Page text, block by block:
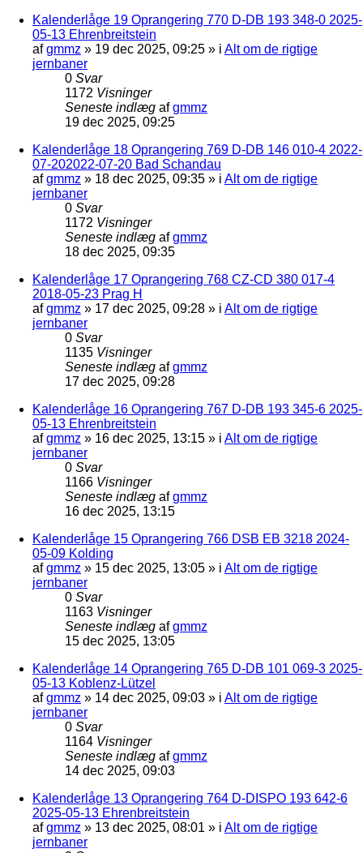
Kalenderlåge 19 Oprangering 770 D-DB 193 348-0 2025-
05-13 Ehrenbreitstein
afgmmz » 19 dec 2025, 09:25 » i Alt om de rigtige
jernbaner
0 Svar
1172 Visninger
Seneste indlæg afgmmz
19 dec 2025, 09:25
Kalenderlåge 18 Oprangering 769 D-DB 146 010-4 2022-
07-202022-07-20 Bad Schandau
afgmmz » 18 dec 2025, 09:35 » i Alt om de rigtige
jernbaner
0 Svar
1172 Visninger
Seneste indlæg afgmmz
18 dec 2025, 09:35
Kalenderlåge 17 Oprangering 768 CZ-CD 380 017-4
2018-05-23 Prag H
afgmmz » 17 dec 2025, 09:28 » i Alt om de rigtige
jernbaner
0 Svar
1135 Visninger
Seneste indlæg afgmmz
17 dec 2025, 09:28
Kalenderlåge 16 Oprangering 767 D-DB 193 345-6 2025-
05-13 Ehrenbreitstein
afgmmz » 16 dec 2025, 13:15 » i Alt om de rigtige
jernbaner
0 Svar
1166 Visninger
Seneste indlæg afgmmz
16 dec 2025, 13:15
Kalenderlåge 15 Oprangering 766 DSB EB 3218 2024-
05-09 Kolding
afgmmz » 15 dec 2025, 13:05 » i Alt om de rigtige
jernbaner
0 Svar
1163 Visninger
Seneste indlæg afgmmz
15 dec 2025, 13:05
Kalenderlåge 14 Oprangering 765 D-DB 101 069-3 2025-
05-13 Koblenz-Lützel
afgmmz » 14 dec 2025, 09:03 » i Alt om de rigtige
jernbaner
0 Svar
1164 Visninger
Seneste indlæg afgmmz
14 dec 2025, 09:03
Kalenderlåge 13 Oprangering 764 D-DISPO 193 642-6
2025-05-13 Ehrenbreitstein
afgmmz » 13 dec 2025, 08:01 » i Alt om de rigtige
jernbaner